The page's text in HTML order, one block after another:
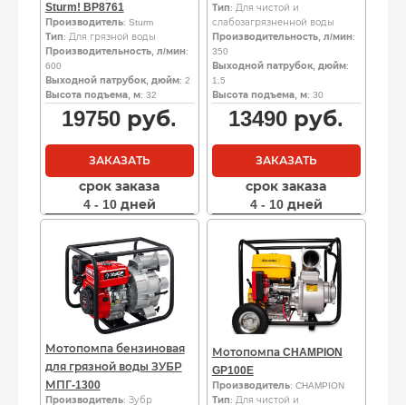
Sturm! BP8761
Производитель: Sturm
Тип: Для грязной воды
Производительность, л/мин:
600
Выходной патрубок, дюйм: 2
Высота подъема, м: 32
19750 руб.
ЗАКАЗАТЬ
срок заказа
4 - 10 дней
Тип: Для чистой и
слабозагрязненной воды
Производительность, л/мин:
350
Выходной патрубок, дюйм:
1.5
Высота подъема, м: 30
13490 руб.
ЗАКАЗАТЬ
срок заказа
4 - 10 дней
Мотопомпа бензиновая
для грязной воды ЗУБР
МПГ-1300
Производитель: Зубр
Мотопомпа CHAMPION
GP100E
Производитель: CHAMPION
Тип: Для чистой и